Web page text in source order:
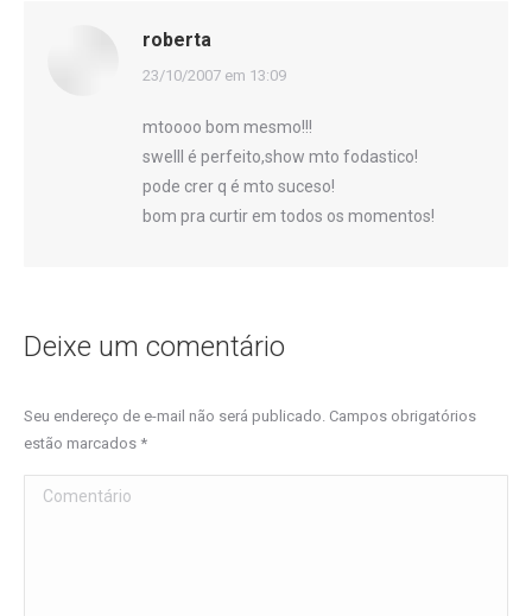
roberta
disse:
23/10/2007 em 13:09
mtoooo bom mesmo!!!
swelll é perfeito,show mto fodastico!
pode crer q é mto suceso!
bom pra curtir em todos os momentos!
Deixe um comentário
Seu endereço de e-mail não será publicado. Campos obrigatórios
estão marcados *
Comentário